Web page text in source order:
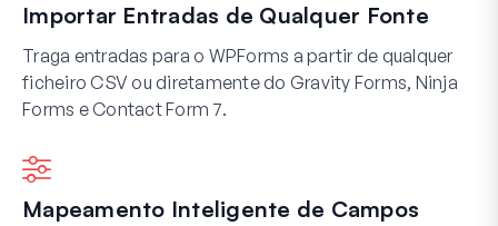
Importar Entradas de Qualquer Fonte
Traga entradas para o WPForms a partir de qualquer
ficheiro CSV ou diretamente do Gravity Forms, Ninja
Forms e Contact Form 7.
Mapeamento Inteligente de Campos